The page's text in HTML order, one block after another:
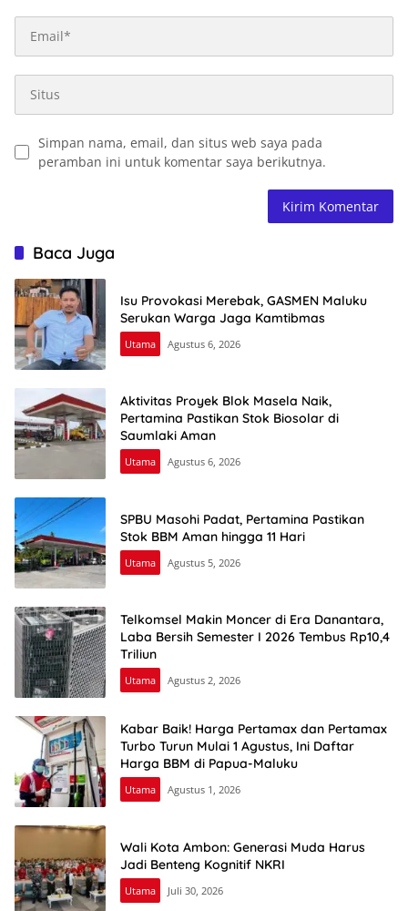
Simpan nama, email, dan situs web saya pada
peramban ini untuk komentar saya berikutnya.
Baca Juga
Isu Provokasi Merebak, GASMEN Maluku
Serukan Warga Jaga Kamtibmas
Utama Agustus 6, 2026
Aktivitas Proyek Blok Masela Naik,
Pertamina Pastikan Stok Biosolar di
Saumlaki Aman
Utama Agustus 6, 2026
SPBU Masohi Padat, Pertamina Pastikan
Stok BBM Aman hingga 11 Hari
Utama Agustus 5, 2026
Telkomsel Makin Moncer di Era Danantara,
Laba Bersih Semester I 2026 Tembus Rp10,4
Triliun
Utama Agustus 2, 2026
Kabar Baik! Harga Pertamax dan Pertamax
Turbo Turun Mulai 1 Agustus, Ini Daftar
Harga BBM di Papua-Maluku
Utama Agustus 1, 2026
Wali Kota Ambon: Generasi Muda Harus
Jadi Benteng Kognitif NKRI
Utama Juli 30, 2026